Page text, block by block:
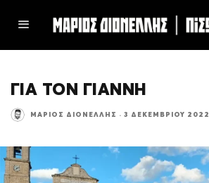
ΓΙΑ ΤΟΝ ΓΙΑΝΝΗ
ΜΆΡΙΟΣ ΔΙΟΝΈΛΛΗΣ · 3 ΔΕΚΕΜΒΡΊΟΥ 2022